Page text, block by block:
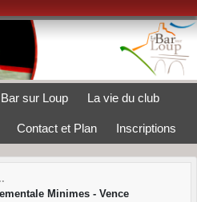
Taiso - Le Bar sur Loup La vie du club
Contact et Plan Inscriptions
Minimes - Vence